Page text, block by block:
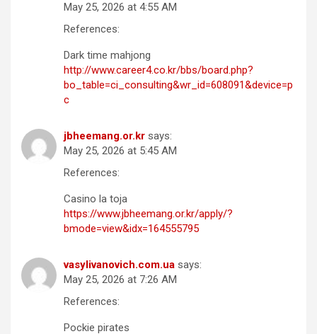
May 25, 2026 at 4:55 AM
References:
Dark time mahjong
http://www.career4.co.kr/bbs/board.php?
bo_table=ci_consulting&wr_id=608091&device=p
c
jbheemang.or.kr says:
May 25, 2026 at 5:45 AM
References:
Casino la toja
https://www.jbheemang.or.kr/apply/?
bmode=view&idx=164555795
vasylivanovich.com.ua says:
May 25, 2026 at 7:26 AM
References:
Pockie pirates